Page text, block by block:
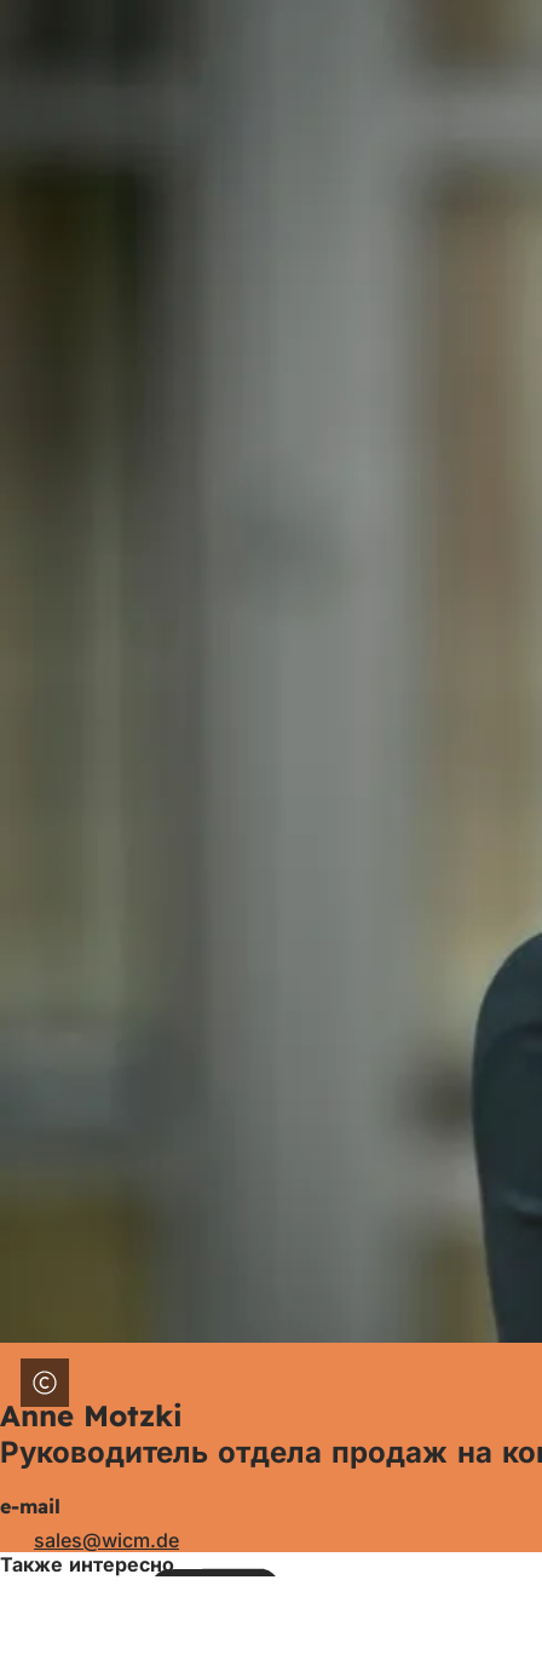
Anne Motzki
Руководитель отдела продаж на
e-mail
sales
wicm de
Также интересно